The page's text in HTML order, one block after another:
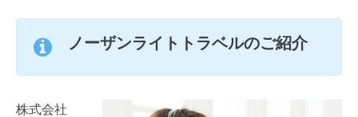
ノーザンライトトラベルのご紹介
株式会社